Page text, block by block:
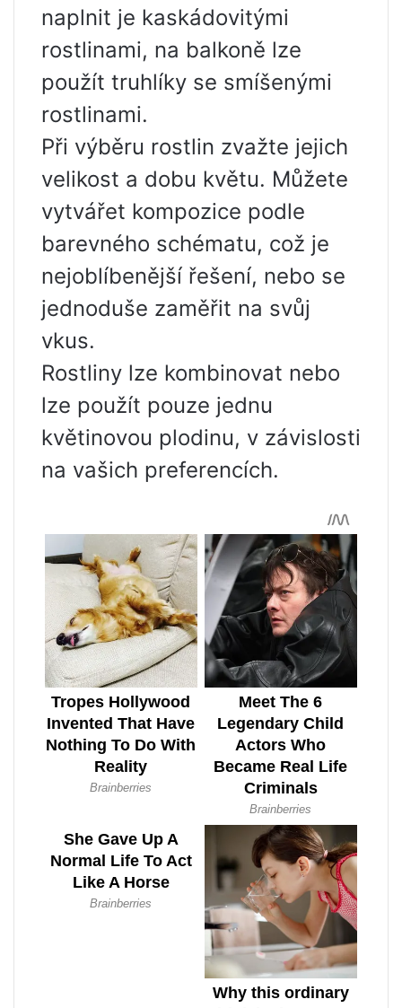
naplnit je kaskádovitými
rostlinami, na balkoně lze
použít truhlíky se smíšenými
rostlinami.
Při výběru rostlin zvažte jejich
velikost a dobu květu. Můžete
vytvářet kompozice podle
barevného schématu, což je
nejoblíbenější řešení, nebo se
jednoduše zaměřit na svůj
vkus.
Rostliny lze kombinovat nebo
lze použít pouze jednu
květinovou plodinu, v závislosti
na vašich preferencích.